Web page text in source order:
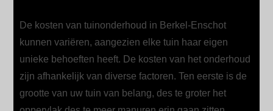
De kosten van tuinonderhoud in Berkel-Enschot
kunnen variëren, aangezien elke tuin haar eigen
unieke behoeften heeft. De kosten van het onderhoud
zijn afhankelijk van diverse factoren. Ten eerste is de
grootte van uw tuin van belang, des te groter het